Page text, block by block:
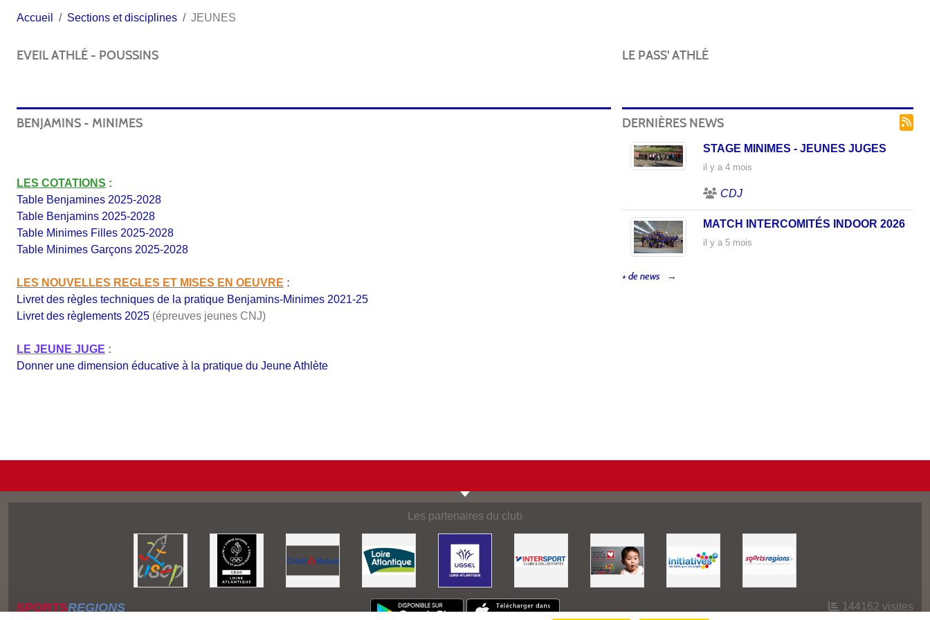
Accueil Sections et disciplines JEUNES
EVEIL ATHLÉ - POUSSINS
BENJAMINS - MINIMES
LES COTATIONS :
Table Benjamines 2025-2028
Table Benjamins 2025-2028
Table Minimes Filles 2025-2028
Table Minimes Garçons 2025-2028
LES NOUVELLES REGLES ET MISES EN OEUVRE :
Livret des règles techniques de la pratique Benjamins-Minimes 2021-25
Livret des règlements 2025 (épreuves jeunes CNJ)
LE JEUNE JUGE :
Donner une dimension éducative à la pratique du Jeune Athlète
LE PASS' ATHLÉ
DERNIÈRES NEWS
STAGE MINIMES - JEUNES JUGES
il y a 4 mois
CDJ
MATCH INTERCOMITÉS INDOOR 2026
il y a 5 mois
+ de news
Les partenaires du club
SPORTSREGIONS 144162 visites